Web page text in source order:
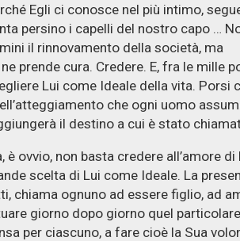
Egli ci conosce nel più intimo,
persino i capelli del nostro capo …
il rinnovamento della società, ma
prende cura. Credere. E, fra le mille
Lui come Ideale della vita. Porsi
che ogni uomo
il destino a cui è stato
è ovvio, non basta credere all’amore
scelta di Lui come Ideale. La
chiama ognuno ad essere figlio, ad
giorno dopo giorno quel
per ciascuno, a fare cioè la Sua